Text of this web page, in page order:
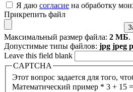
Я даю согласие на обработку
Прикрепить файл
Максимальный размер файла: 2 МБ.
Допустимые типы файлов: jpg jpeg
Leave this field blank
CAPTCHA
Этот вопрос задается для того,
Математический пример * 3 + 15 =